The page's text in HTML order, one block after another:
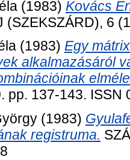
(1983) Kovács
(SZEKSZÁRD), 6
(1983) Egy
alkalmazásáról
pp. 137-143. ISSN
(1983)
registruma.